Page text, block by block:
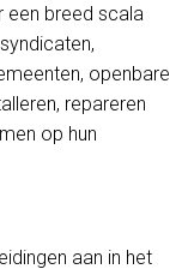
een breed scala
openbare
repareren
op hun
aan in het